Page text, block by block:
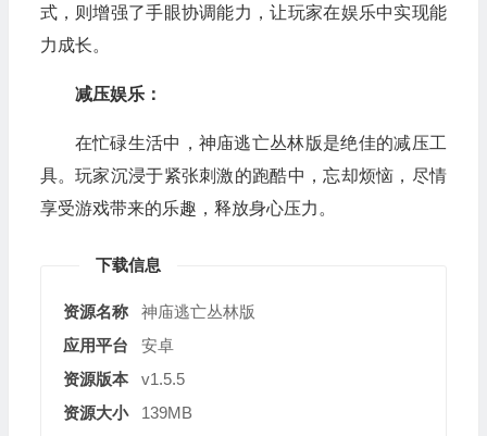
式，则增强了手眼协调能力，让玩家在娱乐中实现能
力成长。
减压娱乐：
在忙碌生活中，神庙逃亡丛林版是绝佳的减压工
具。玩家沉浸于紧张刺激的跑酷中，忘却烦恼，尽情
享受游戏带来的乐趣，释放身心压力。
下载信息
资源名称
神庙逃亡丛林版
应用平台
安卓
资源版本
v1.5.5
资源大小
139MB